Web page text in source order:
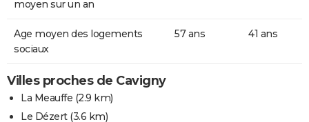
moyen sur un an
Age moyen des logements
sociaux
57 ans 41 ans
Villes proches de Cavigny
La Meauffe (2.9 km)
Le Dézert(3.6 km)